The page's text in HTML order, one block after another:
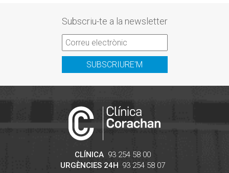
Subscriu-te a la newsletter
SUBSCRIURE'M
CLÍNICA 93 254 58 00
URGÈNCIES 24H 93 254 58 07